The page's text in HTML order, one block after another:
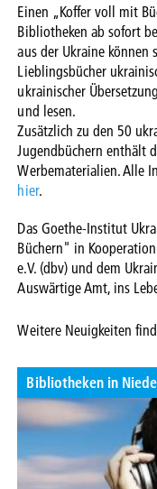
Einen „Koffer voll mit
Bibliotheken ab sofort
aus der Ukraine können
Lieblingsbücher
ukrainischer
und lesen.
Zusätzlich zu den 50
Jugendbüchern enthält
Werbematerialien. Alle
hier.
Das Goethe-Institut
Büchern" in
e.V. (dbv) und dem
Auswärtige Amt, ins
Weitere Neuigkeiten
Bibliotheken in